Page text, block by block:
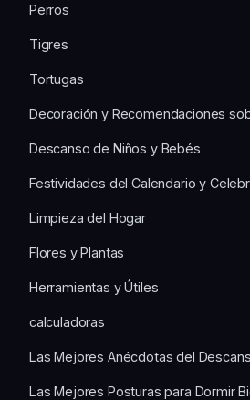
Perros
Tigres
Tortugas
Decoración y Recomendaciones
Descanso de Niños y Bebés
Festividades del Calendario y
Limpieza del Hogar
Flores y Plantas
Herramientas y Útiles
calculadoras
Las Mejores Anécdotas del
Las Mejores Posturas para Dormir